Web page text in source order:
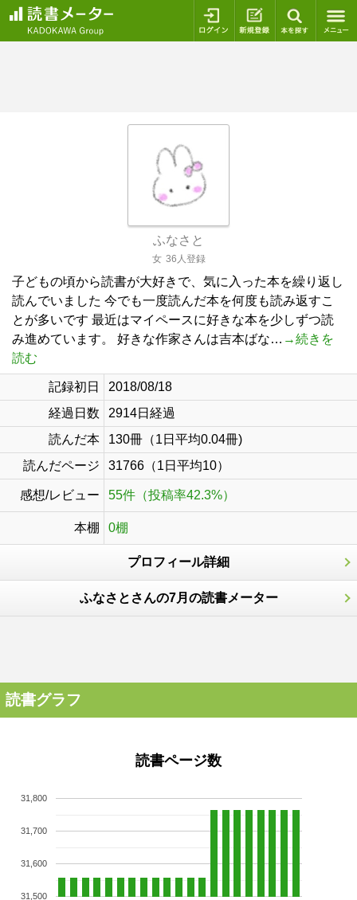
ログイン 新規登録
ふなさと
女 36人登録
子どもの頃から読書が大好きで、気に入った本を繰り返し
読んでいました 今でも一度読んだ本を何度も読み返すこ
とが多いです 最近はマイペースに好きな本を少しずつ読
み進めています。 好きな作家さんは吉本ばな… →続きを
読む
記録初日
2018/08/18
経過日数
2914日経過
読んだ本
130冊（1日平均0.04冊)
読んだページ
31766（1日平均10）
感想/レビュー 55件（投稿率42.3%）
本棚 0棚
プロフィール詳細
ふなさとさんの7月の読書メーター
読書グラフ
読書ページ数
31,500
31,600
31,700
31,800